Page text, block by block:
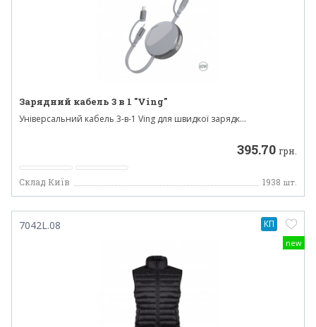
Зарядний кабель 3 в 1 "Ving"
Універсальний кабель 3-в-1 Ving для швидкої зарядк...
395.70 грн.
Склад Київ 1938 шт.
new
7042L.08 КП